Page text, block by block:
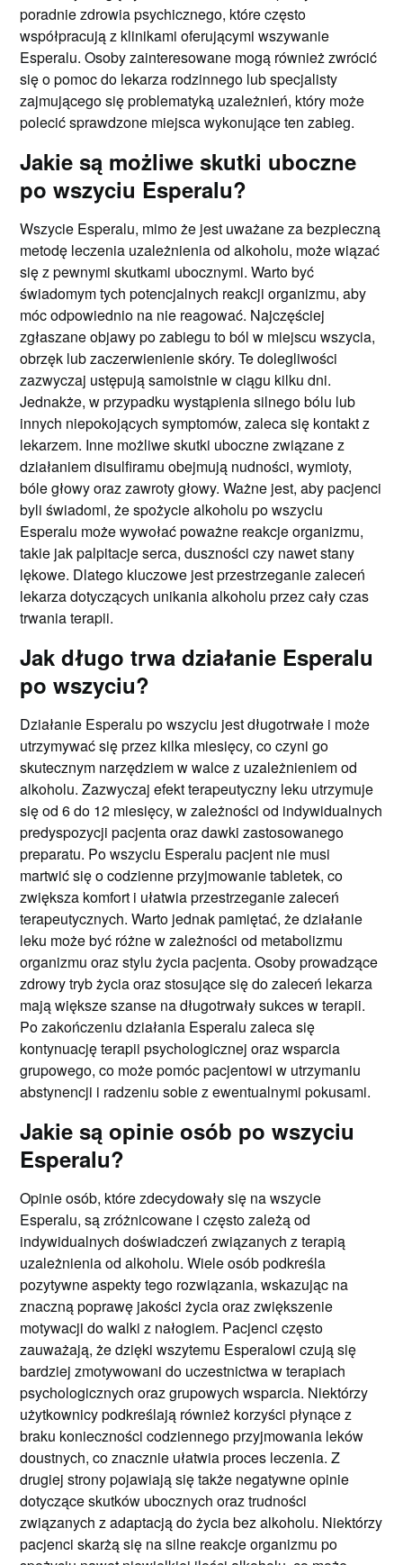
poradnie zdrowia psychicznego, które często
współpracują z klinikami oferującymi wszywanie
Esperalu. Osoby zainteresowane mogą również zwrócić
się o pomoc do lekarza rodzinnego lub specjalisty
zajmującego się problematyką uzależnień, który może
polecić sprawdzone miejsca wykonujące ten zabieg.
Jakie są możliwe skutki uboczne
po wszyciu Esperalu?
Wszycie Esperalu, mimo że jest uważane za bezpieczną
metodę leczenia uzależnienia od alkoholu, może wiązać
się z pewnymi skutkami ubocznymi. Warto być
świadomym tych potencjalnych reakcji organizmu, aby
móc odpowiednio na nie reagować. Najczęściej
zgłaszane objawy po zabiegu to ból w miejscu wszycia,
obrzęk lub zaczerwienienie skóry. Te dolegliwości
zazwyczaj ustępują samoistnie w ciągu kilku dni.
Jednakże, w przypadku wystąpienia silnego bólu lub
innych niepokojących symptomów, zaleca się kontakt z
lekarzem. Inne możliwe skutki uboczne związane z
działaniem disulfiramu obejmują nudności, wymioty,
bóle głowy oraz zawroty głowy. Ważne jest, aby pacjenci
byli świadomi, że spożycie alkoholu po wszyciu
Esperalu może wywołać poważne reakcje organizmu,
takie jak palpitacje serca, duszności czy nawet stany
lękowe. Dlatego kluczowe jest przestrzeganie zaleceń
lekarza dotyczących unikania alkoholu przez cały czas
trwania terapii.
Jak długo trwa działanie Esperalu
po wszyciu?
Działanie Esperalu po wszyciu jest długotrwałe i może
utrzymywać się przez kilka miesięcy, co czyni go
skutecznym narzędziem w walce z uzależnieniem od
alkoholu. Zazwyczaj efekt terapeutyczny leku utrzymuje
się od 6 do 12 miesięcy, w zależności od indywidualnych
predyspozycji pacjenta oraz dawki zastosowanego
preparatu. Po wszyciu Esperalu pacjent nie musi
martwić się o codzienne przyjmowanie tabletek, co
zwiększa komfort i ułatwia przestrzeganie zaleceń
terapeutycznych. Warto jednak pamiętać, że działanie
leku może być różne w zależności od metabolizmu
organizmu oraz stylu życia pacjenta. Osoby prowadzące
zdrowy tryb życia oraz stosujące się do zaleceń lekarza
mają większe szanse na długotrwały sukces w terapii.
Po zakończeniu działania Esperalu zaleca się
kontynuację terapii psychologicznej oraz wsparcia
grupowego, co może pomóc pacjentowi w utrzymaniu
abstynencji i radzeniu sobie z ewentualnymi pokusami.
Jakie są opinie osób po wszyciu
Esperalu?
Opinie osób, które zdecydowały się na wszycie
Esperalu, są zróżnicowane i często zależą od
indywidualnych doświadczeń związanych z terapią
uzależnienia od alkoholu. Wiele osób podkreśla
pozytywne aspekty tego rozwiązania, wskazując na
znaczną poprawę jakości życia oraz zwiększenie
motywacji do walki z nałogiem. Pacjenci często
zauważają, że dzięki wszytemu Esperalowi czują się
bardziej zmotywowani do uczestnictwa w terapiach
psychologicznych oraz grupowych wsparcia. Niektórzy
użytkownicy podkreślają również korzyści płynące z
braku konieczności codziennego przyjmowania leków
doustnych, co znacznie ułatwia proces leczenia. Z
drugiej strony pojawiają się także negatywne opinie
dotyczące skutków ubocznych oraz trudności
związanych z adaptacją do życia bez alkoholu. Niektórzy
pacjenci skarżą się na silne reakcje organizmu po